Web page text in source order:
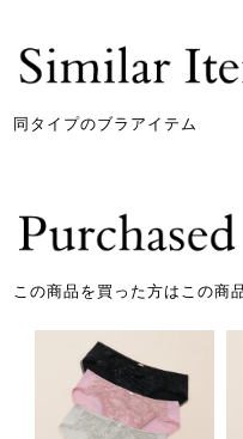
同タイプのブラアイテム
この商品を買った方はこの商